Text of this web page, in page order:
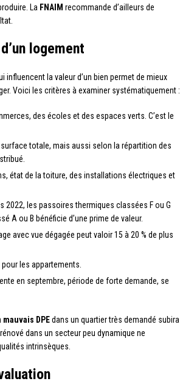
La FNAIM recommande d’ailleurs de
logement
la valeur d’un bien permet de mieux
Voici les critères à examiner systématiquement :
des écoles et des espaces verts. C’est le
surface totale, mais aussi selon la répartition des
état de la toiture, des installations électriques et
2022, les passoires thermiques classées F ou G
A ou B bénéficie d’une prime de valeur.
avec vue dégagée peut valoir 15 à 20 % de plus
les appartements.
en septembre, période de forte demande, se
mauvais DPEdans un quartier très demandé subira
dans un secteur peu dynamique ne
intrinsèques.